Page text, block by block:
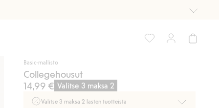
Basic-mallisto
Collegehousut
14,99 € Valitse 3 maksa 2
Valitse 3 maksa 2 lasten tuotteista